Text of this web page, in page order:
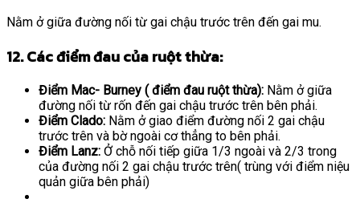
Nằm ở giữa đường nối từ gai chậu trước trên đến gai mu.
12. Các điểm đau của ruột thừa:
Điểm Mac- Burney ( điểm đau ruột thừa): Nằm ở giữa
đường nối từ rốn đến gai chậu trước trên bên phải.
Điểm Clado: Nằm ở giao điểm đường nối 2 gai chậu
trước trên và bờ ngoài cơ thẳng to bên phải.
Điểm Lanz: Ở chỗ nối tiếp giữa 1/3 ngoài và 2/3 trong
của đường nối 2 gai chậu trước trên( trùng với điểm niệu
quản giữa bên phải)